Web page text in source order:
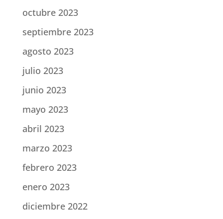
octubre 2023
septiembre 2023
agosto 2023
julio 2023
junio 2023
mayo 2023
abril 2023
marzo 2023
febrero 2023
enero 2023
diciembre 2022